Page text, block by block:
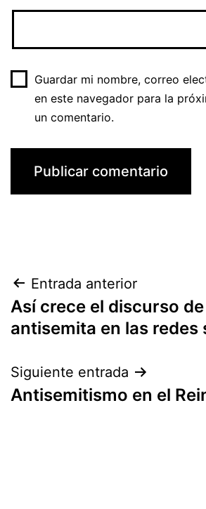
Guardar mi nombre, correo
en este navegador para la
un comentario.
Navegación
de
Entrada anterior
Así crece el discurso
antisemita en las redes
Siguiente entrada
Antisemitismo en el